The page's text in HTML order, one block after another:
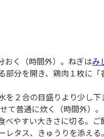
おく（時間外）。ねぎはみ
部分を開き、鶏肉１枚に
を２合の目盛りより少し
て普通に炊く（時間外）。
べやすい大きさに切る。
タス、きゅうりを添える。